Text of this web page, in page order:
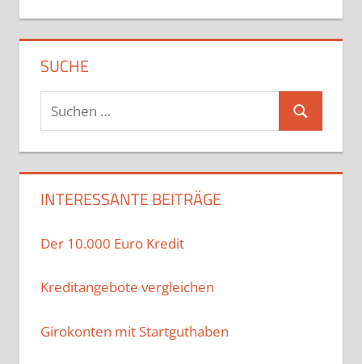
SUCHE
Suchen
nach:
Suchen
INTERESSANTE BEITRÄGE
Der 10.000 Euro Kredit
Kreditangebote vergleichen
Girokonten mit Startguthaben